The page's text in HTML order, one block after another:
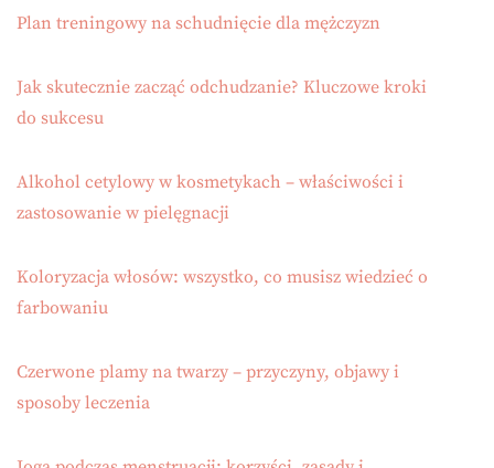
Plan treningowy na schudnięcie dla mężczyzn
Jak skutecznie zacząć odchudzanie? Kluczowe kroki
do sukcesu
Alkohol cetylowy w kosmetykach – właściwości i
zastosowanie w pielęgnacji
Koloryzacja włosów: wszystko, co musisz wiedzieć o
farbowaniu
Czerwone plamy na twarzy – przyczyny, objawy i
sposoby leczenia